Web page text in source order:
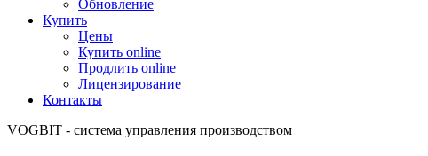
Обновление
Купить
Цены
Купить online
Продлить online
Лицензирование
Контакты
VOGBIT - система управления производством